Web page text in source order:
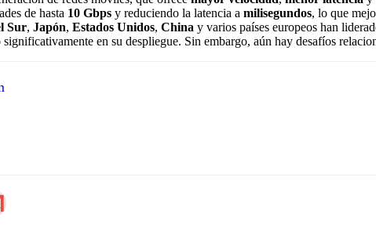
de hasta 10 Gbps y reduciendo la latencia a milisegundos, lo que
Sur, Japón, Estados Unidos, China y varios países europeos han
significativamente en su despliegue. Sin embargo, aún hay desafíos